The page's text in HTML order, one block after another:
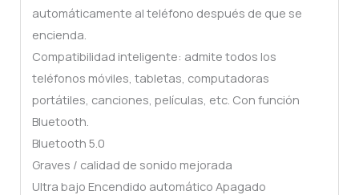
automáticamente al teléfono después de que se
encienda.
Compatibilidad inteligente: admite todos los
teléfonos móviles, tabletas, computadoras
portátiles, canciones, películas, etc. Con función
Bluetooth.
Bluetooth 5.0
Graves / calidad de sonido mejorada
Ultra bajo Encendido automático Apagado